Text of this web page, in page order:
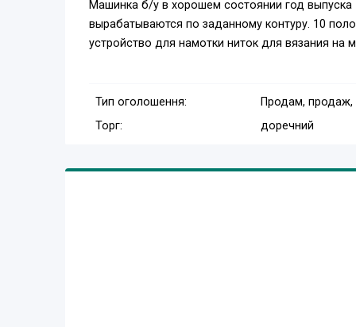
Машинка б/у в хорошем состоянии год
вырабатываются по заданному контуру. 10
устройство для намотки ниток для вязания на
Тип оголошення:
Продам,
Торг:
доречний